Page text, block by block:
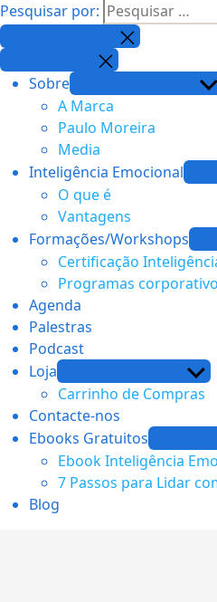
Pesquisar por:
Sobre
A Marca
Paulo Moreira
Media
Inteligência Emocional
O que é
Vantagens
Formações/Workshops
Certificação
Programas
Agenda
Palestras
Podcast
Loja
Carrinho de Compras
Contacte-nos
Ebooks Gratuitos
Ebook Inteligência
7 Passos para Lidar
Blog